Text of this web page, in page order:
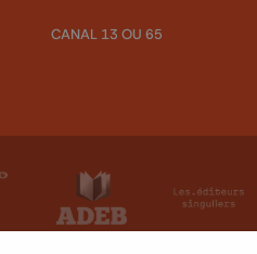
CANAL 13 OU 65